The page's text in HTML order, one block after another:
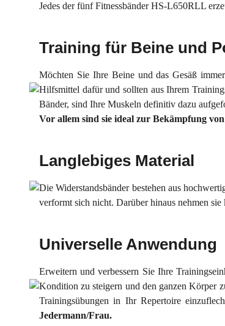
Jedes der fünf Fitnessbänder HS-L650RLL
Training für Beine und
Möchten Sie Ihre Beine und das Gesäß
Hilfsmittel dafür und sollten aus Ihrem
Bänder, sind Ihre Muskeln definitiv dazu
Vor allem sind sie ideal zur Bekämpfung
Langlebiges Material
Die Widerstandsbänder bestehen aus
verformt sich nicht. Darüber hinaus nehmen
Universelle Anwendung
Erweitern und verbessern Sie Ihre
Kondition zu steigern und den ganzen Körper
Trainingsübungen in Ihr Repertoire
Jedermann/Frau.